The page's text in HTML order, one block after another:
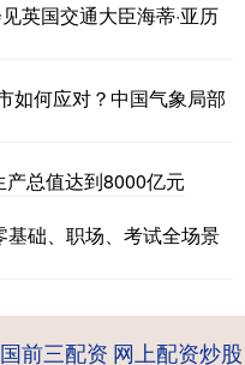
英国交通大臣海蒂·亚历
如何应对？中国气象局部
总值达到8000亿元
础、职场、考试全场景
前三配资 网上配资炒股